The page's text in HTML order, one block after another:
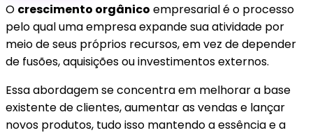
O crescimento orgânico empresarial é o processo
pelo qual uma empresa expande sua atividade por
meio de seus próprios recursos, em vez de depender
de fusões, aquisições ou investimentos externos.
Essa abordagem se concentra em melhorar a base
existente de clientes, aumentar as vendas e lançar
novos produtos, tudo isso mantendo a essência e a